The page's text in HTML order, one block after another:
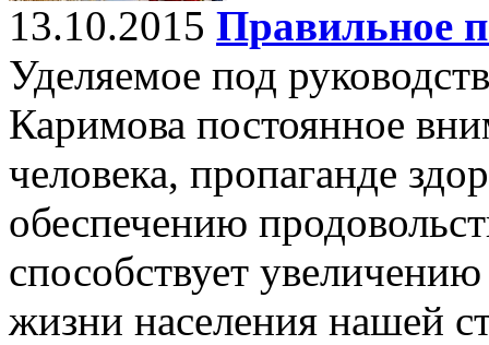
13.10.2015 Правильное
Уделяемое под
Каримова постоянное
человека, пропаганде
обеспечению
способствует
жизни населения нашей